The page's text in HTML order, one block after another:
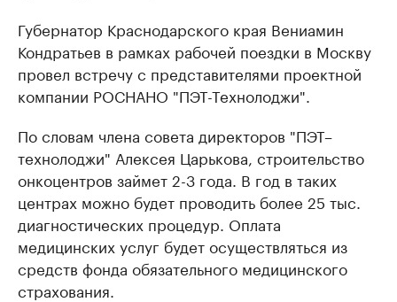
Губернатор Краснодарского края Вениамин
Кондратьев в рамках рабочей поездки в Москву
провел встречу с представителями проектной
компании РОСНАНО "ПЭТ-Технолоджи".
По словам члена совета директоров "ПЭТ–
технолоджи" Алексея Царькова, строительство
онкоцентров займет 2-3 года. В год в таких
центрах можно будет проводить более 25 тыс.
диагностических процедур. Оплата
медицинских услуг будет осуществляться из
средств фонда обязательного медицинского
страхования.